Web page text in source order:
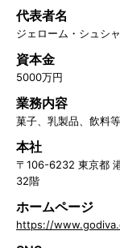
代表者名
ジェローム・シュシ
資本金
5000万円
業務内容
菓子、乳製品、飲料
本社
〒106-6232 東京都
32階
ホームページ
https://